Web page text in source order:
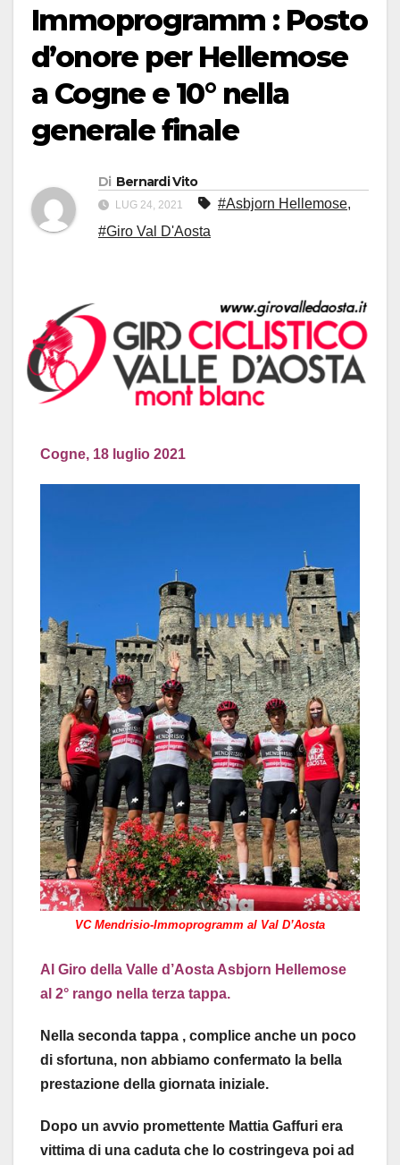
Immoprogramm : Posto
d’onore per Hellemose
a Cogne e 10° nella
generale finale
Di Bernardi Vito
LUG 24, 2021 #Asbjorn Hellemose,
#Giro Val D'Aosta
Cogne, 18 luglio 2021
VC Mendrisio-Immoprogramm al Val D’Aosta
Al Giro della Valle d’Aosta Asbjorn Hellemose
al 2° rango nella terza tappa.
Nella seconda tappa , complice anche un poco
di sfortuna, non abbiamo confermato la bella
prestazione della giornata iniziale.
Dopo un avvio promettente Mattia Gaffuri era
vittima di una caduta che lo costringeva poi ad